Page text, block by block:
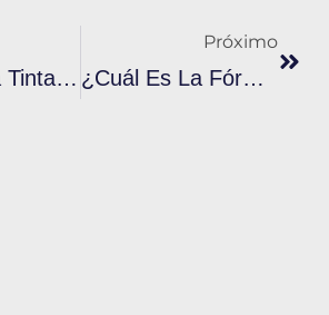
¿Qué Es La Tinta De Serigrafía Plastisol Reflectante Y Cómo Funciona?
Próximo
¿Cuál Es La Fórmula Única De La Tinta Plastisol Azul Real?